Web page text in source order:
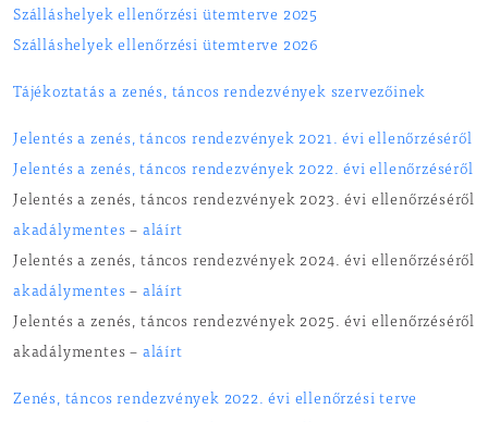
Szálláshelyek ellenőrzési ütemterve 2025
Szálláshelyek ellenőrzési ütemterve 2026
Tájékoztatás a zenés, táncos rendezvények szervezőinek
Jelentés a zenés, táncos rendezvények 2021. évi ellenőrzéséről
Jelentés a zenés, táncos rendezvények 2022. évi ellenőrzéséről
Jelentés a zenés, táncos rendezvények 2023. évi ellenőrzéséről
akadálymentes – aláírt
Jelentés a zenés, táncos rendezvények 2024. évi ellenőrzéséről
akadálymentes – aláírt
Jelentés a zenés, táncos rendezvények 2025. évi ellenőrzéséről
akadálymentes – aláírt
Zenés, táncos rendezvények 2022. évi ellenőrzési terve